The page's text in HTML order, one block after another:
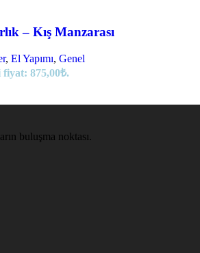
– Kış Manzarası
, El Yapımı, Genel
fiyat: 875,00₺.
buluşma noktası.